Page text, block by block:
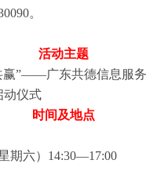
。
活动主题
”——广东共德信息服务
动仪式
时间及地点
期六）14:30—17:00